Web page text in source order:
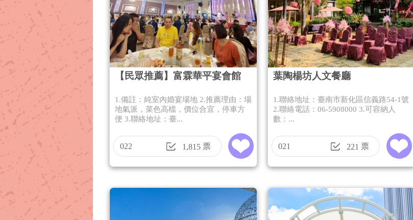
【民眾推薦】富霖華平宴會館
1.備註：純室內婚宴場地 2.推薦理由：場
地氣派，菜色高檔，價位合宜，停車方
便 3.聯絡地址：臺...
022 1,815票
葉陶楊坊人文餐廳
1.聯絡地址：臺南市新化區信義路54-1號
2.聯絡電話：06-5908000 3.可容納人
數：...
021 221 票